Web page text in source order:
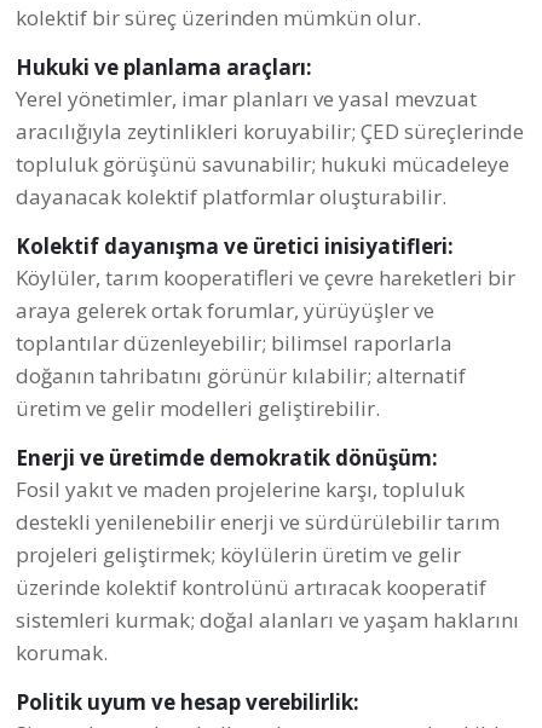
kolektif bir süreç üzerinden mümkün olur.
Hukuki ve planlama araçları:
Yerel yönetimler, imar planları ve yasal mevzuat
aracılığıyla zeytinlikleri koruyabilir; ÇED süreçlerinde
topluluk görüşünü savunabilir; hukuki mücadeleye
dayanacak kolektif platformlar oluşturabilir.
Kolektif dayanışma ve üretici inisiyatifleri:
Köylüler, tarım kooperatifleri ve çevre hareketleri bir
araya gelerek ortak forumlar, yürüyüşler ve
toplantılar düzenleyebilir; bilimsel raporlarla
doğanın tahribatını görünür kılabilir; alternatif
üretim ve gelir modelleri geliştirebilir.
Enerji ve üretimde demokratik dönüşüm:
Fosil yakıt ve maden projelerine karşı, topluluk
destekli yenilenebilir enerji ve sürdürülebilir tarım
projeleri geliştirmek; köylülerin üretim ve gelir
üzerinde kolektif kontrolünü artıracak kooperatif
sistemleri kurmak; doğal alanları ve yaşam haklarını
korumak.
Politik uyum ve hesap verebilirlik: